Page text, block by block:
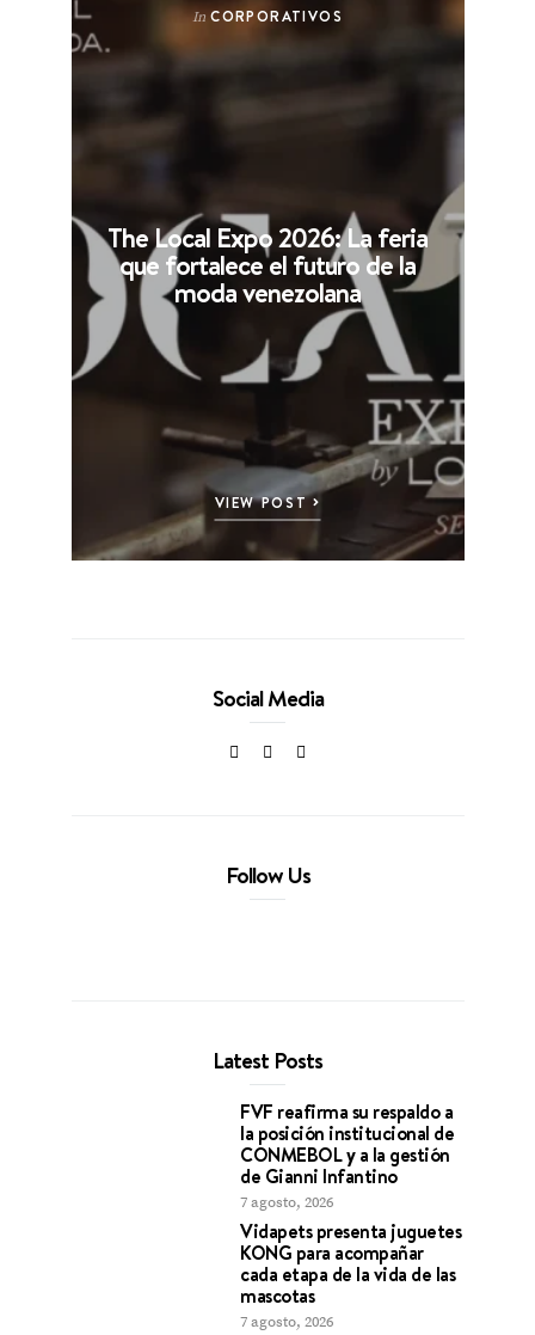
In CORPORATIVOS
The Local Expo 2026: La feria
que fortalece el futuro de la
moda venezolana
VIEW POST
Social Media
Follow Us
Latest Posts
FVF reafirma su respaldo a
la posición institucional de
CONMEBOL y a la gestión
de Gianni Infantino
7 agosto, 2026
Vidapets presenta juguetes
KONG para acompañar
cada etapa de la vida de las
mascotas
7 agosto, 2026